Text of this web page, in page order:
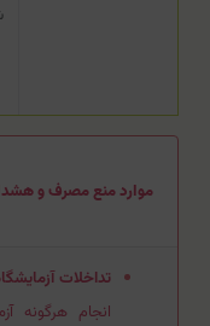
موارد منع مصرف و
تداخلات
انجام هرگونه